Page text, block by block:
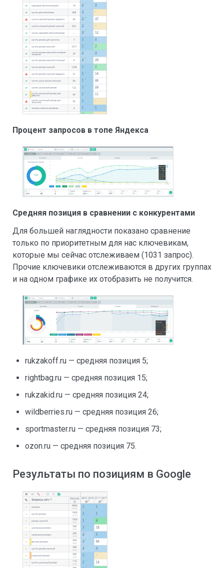
Процент запросов в топе Яндекса
Средняя позиция в сравнении с конкурентами
Для большей наглядности показано сравнение
только по приоритетным для нас ключевикам,
которые мы сейчас отслеживаем (1031 запрос).
Прочие ключевики отслеживаются в других группах
и на одном графике их отобразить не получится.
rukzakoff.ru — средняя позиция 5;
rightbag.ru — средняя позиция 15;
rukzakid.ru — средняя позиция 24;
wildberries.ru — средняя позиция 26;
sportmaster.ru — средняя позиция 73;
ozon.ru — средняя позиция 75.
Результаты по позициям в Google